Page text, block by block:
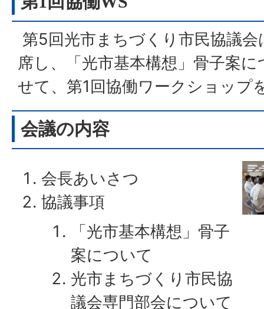
第5回光市まちづくり市民協議
席し、「光市基本構想」骨子案
せて、第1回協働ワークショップ
会議の内容
会長あいさつ
協議事項
「光市基本構想」骨子
案について
光市まちづくり市民協
議会専門部会について